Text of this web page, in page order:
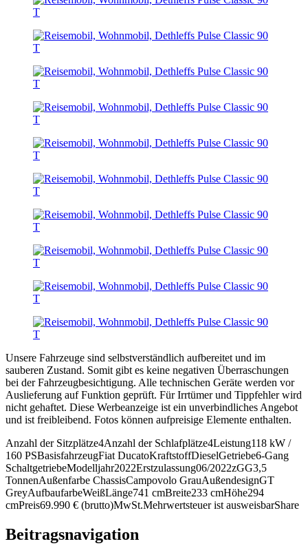
Unsere Fahrzeuge sind selbstverständlich aufbereitet und im
sauberen Zustand. Somit gibt es keine negativen Überraschungen
bei der Fahrzeugbesichtigung. Alle technischen Geräte werden vor
Auslieferung auf Funktion geprüft. Für Irrtümer und Tippfehler wird
nicht gehaftet. Diese Werbeanzeige ist ein unverbindliches Angebot
und ist freibleibend. Fotos können aufpreisige Elemente enthalten.
Anzahl der Sitzplätze4Anzahl der Schlafplätze4Leistung118 kW /
160 PSBasisfahrzeugFiat DucatoKraftstoffDieselGetriebe6-Gang
SchaltgetriebeModelljahr2022Erstzulassung06/2022zGG3,5
TonnenAußenfarbe ChassisCampovolo GrauAußendesignGT
GreyAufbaufarbeWeißLänge741 cmBreite233 cmHöhe294
cmPreis69.990 € (brutto)MwSt.Mehrwertsteuer ist ausweisbarShare
Beitragsnavigation